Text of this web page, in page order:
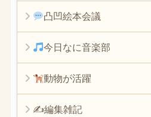
凸凹絵本会議
今日なに音楽部
動物が活躍
✍編集雑記